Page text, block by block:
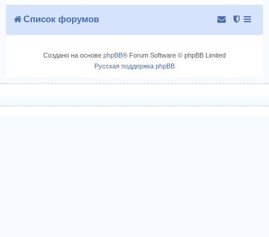
Список форумов
Создано на основе phpBB® Forum Software © phpBB Limited
Русская поддержка phpBB